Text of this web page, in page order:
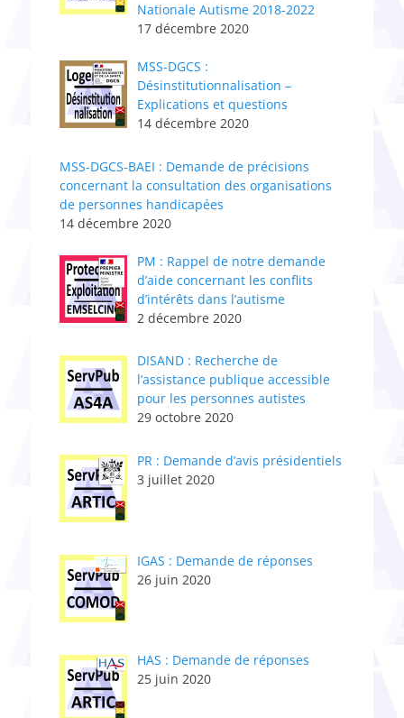
Nationale Autisme 2018-2022
17 décembre 2020
MSS-DGCS :
Désinstitutionnalisation –
Explications et questions
14 décembre 2020
MSS-DGCS-BAEI : Demande de précisions
concernant la consultation des organisations
de personnes handicapées
14 décembre 2020
PM : Rappel de notre demande
d’aide concernant les conflits
d’intérêts dans l’autisme
2 décembre 2020
DISAND : Recherche de
l’assistance publique accessible
pour les personnes autistes
29 octobre 2020
PR : Demande d’avis présidentiels
3 juillet 2020
IGAS : Demande de réponses
26 juin 2020
HAS : Demande de réponses
25 juin 2020